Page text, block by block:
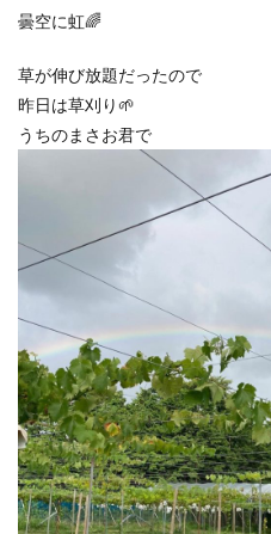
曇空に虹🌈
草が伸び放題だったので
昨日は草刈り🌱
うちのまさお君で